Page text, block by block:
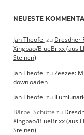
NEUESTE
Jan Theofel zu Dresdner
Xingbao/BlueBrixx (aus
Steinen)
Jan Theofel zuZeezee:
downloaden
Jan Theofel zu
Bärbel Schütte zu
Xingbao/BlueBrixx (aus
Steinen)